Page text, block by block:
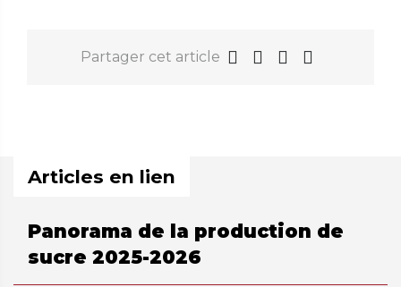
Partager cet article
Articles en lien
Panorama de la production de
sucre 2025-2026